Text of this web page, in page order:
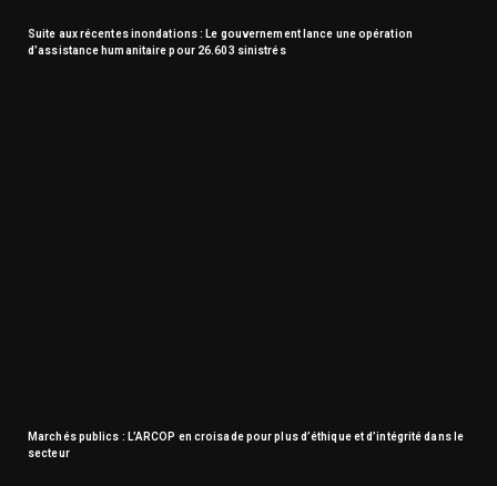
Suite aux récentes inondations : Le gouvernement lance une opération
d’assistance humanitaire pour 26.603 sinistrés
Marchés publics : L’ARCOP en croisade pour plus d’éthique et d’intégrité dans le
secteur